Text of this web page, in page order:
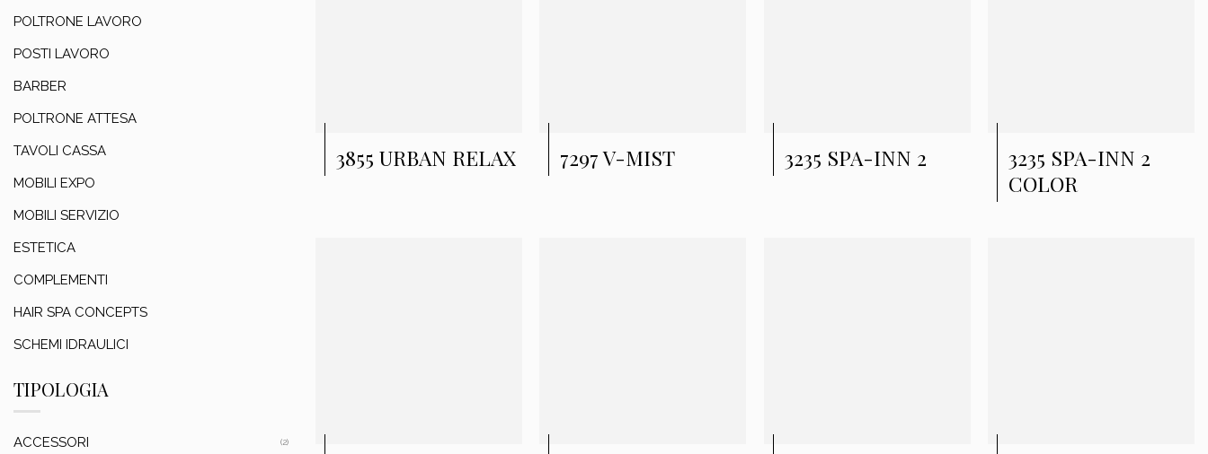
POLTRONE LAVORO
POSTI LAVORO
BARBER
POLTRONE ATTESA
TAVOLI CASSA
MOBILI EXPO
MOBILI SERVIZIO
ESTETICA
COMPLEMENTI
HAIR SPA CONCEPTS
SCHEMI IDRAULICI
TIPOLOGIA
ACCESSORI (2)
3855 URBAN RELAX 7297 V-MIST 3235 SPA-INN 2
3235 SPA-INN 2
COLOR